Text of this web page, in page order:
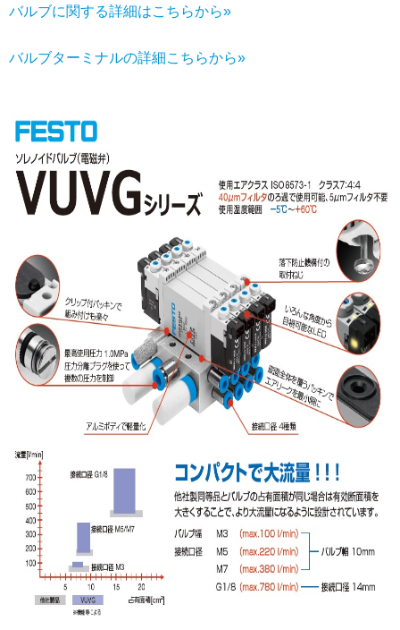
バルブに関する詳細はこちらから»
バルブターミナルの詳細こちらから»